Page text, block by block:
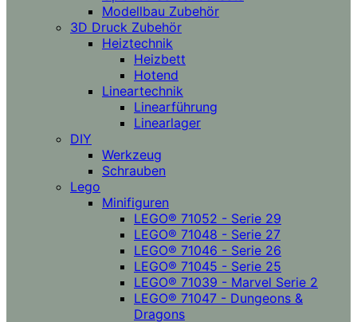
Modellbau Zubehör
3D Druck Zubehör
Heiztechnik
Heizbett
Hotend
Lineartechnik
Linearführung
Linearlager
DIY
Werkzeug
Schrauben
Lego
Minifiguren
LEGO® 71052 - Serie 29
LEGO® 71048 - Serie 27
LEGO® 71046 - Serie 26
LEGO® 71045 - Serie 25
LEGO® 71039 - Marvel Serie 2
LEGO® 71047 - Dungeons &
Dragons